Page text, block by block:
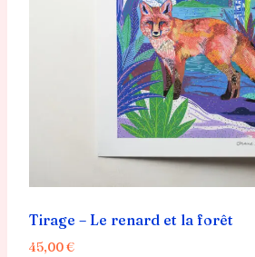
Tirage – Le renard et la forêt
45,00€